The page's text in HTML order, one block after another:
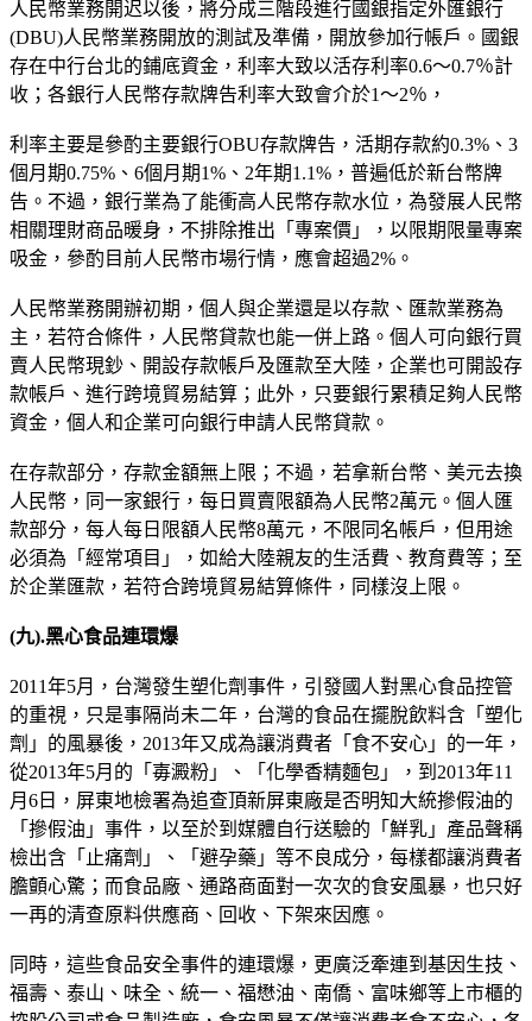
人民幣業務開迟以後，將分成三階段進行國銀指定外匯銀行
(DBU)人民幣業務開放的測試及準備，開放參加行帳戶。國銀
存在中行台北的鋪底資金，利率大致以活存利率0.6～0.7％計
收；各銀行人民幣存款牌告利率大致會介於1～2％，
利率主要是參酌主要銀行OBU存款牌告，活期存款約0.3%、3
個月期0.75%、6個月期1%、2年期1.1%，普遍低於新台幣牌
告。不過，銀行業為了能衝高人民幣存款水位，為發展人民幣
相關理財商品暖身，不排除推出「專案價」，以限期限量專案
吸金，參酌目前人民幣市場行情，應會超過2%。
人民幣業務開辦初期，個人與企業還是以存款、匯款業務為
主，若符合條件，人民幣貸款也能一併上路。個人可向銀行買
賣人民幣現鈔、開設存款帳戶及匯款至大陸，企業也可開設存
款帳戶、進行跨境貿易結算；此外，只要銀行累積足夠人民幣
資金，個人和企業可向銀行申請人民幣貸款。
在存款部分，存款金額無上限；不過，若拿新台幣、美元去換
人民幣，同一家銀行，每日買賣限額為人民幣2萬元。個人匯
款部分，每人每日限額人民幣8萬元，不限同名帳戶，但用途
必須為「經常項目」，如給大陸親友的生活費、教育費等；至
於企業匯款，若符合跨境貿易結算條件，同樣沒上限。
(九).黑心食品連環爆
2011年5月，台灣發生塑化劑事件，引發國人對黑心食品控管
的重視，只是事隔尚未二年，台灣的食品在擺脫飲料含「塑化
劑」的風暴後，2013年又成為讓消費者「食不安心」的一年，
從2013年5月的「毐澱粉」、「化學香精麵包」，到2013年11
月6日，屏東地檢署為追查頂新屏東廠是否明知大統摻假油的
「摻假油」事件，以至於到媒體自行送驗的「鮮乳」產品聲稱
檢出含「止痛劑」、「避孕藥」等不良成分，每樣都讓消費者
膽顫心驚；而食品廠、通路商面對一次次的食安風暴，也只好
一再的清查原料供應商、回收、下架來因應。
同時，這些食品安全事件的連環爆，更廣泛牽連到基因生技、
福壽、泰山、味全、統一、福懋油、南僑、富味鄉等上市櫃的